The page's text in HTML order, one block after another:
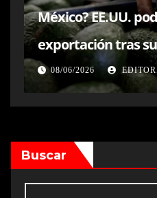
México? EE.UU.
exportación tras
inspecciones en
08/06/2026
Buscar